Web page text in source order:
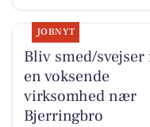
JOBNYT
Bliv smed/svejser
en voksende
virksomhed nær
Bjerringbro